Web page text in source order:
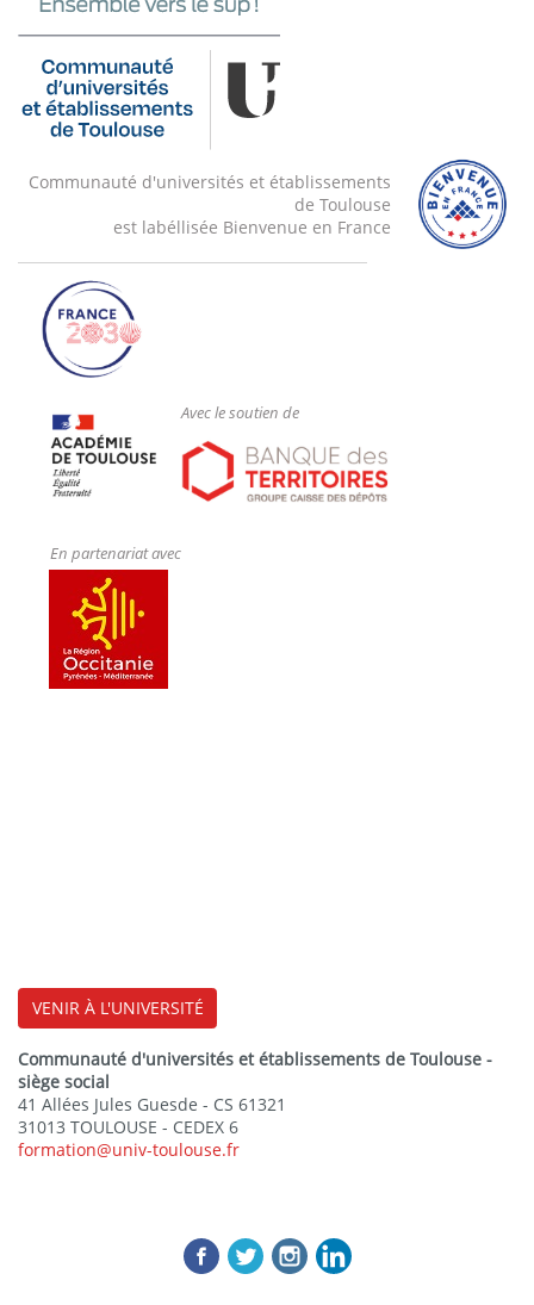
Communauté d'universités et établissements
de Toulouse
est labéllisée Bienvenue en France
Avec le soutien de
En partenariat avec
VENIR À L'UNIVERSITÉ
Communauté d'universités et établissements de Toulouse -
siège social
41 Allées Jules Guesde - CS 61321
31013 TOULOUSE - CEDEX 6
formation@univ-toulouse.fr